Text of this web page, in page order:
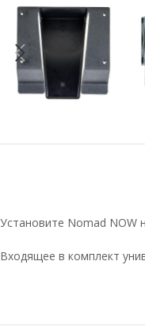
Установите Nomad NOW
Входящее в комплект